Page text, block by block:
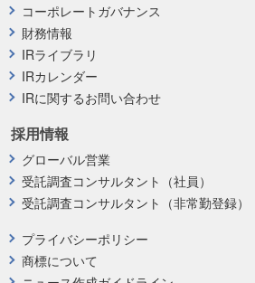
プライバシーポリシー
商標について
採用情報
グローバル営業
受託調査コンサルタント（社員）
受託調査コンサルタント（非常勤登録）
コーポレートガバナンス
財務情報
IRライブラリ
IRカレンダー
IRに関するお問い合わせ